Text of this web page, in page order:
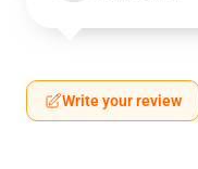
Write your review